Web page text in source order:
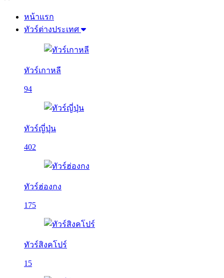
หน้าแรก
ทัวร์ต่างประเทศ
ทัวร์เกาหลี
94
ทัวร์ญี่ปุ่น
402
ทัวร์ฮ่องกง
175
ทัวร์สิงคโปร์
15